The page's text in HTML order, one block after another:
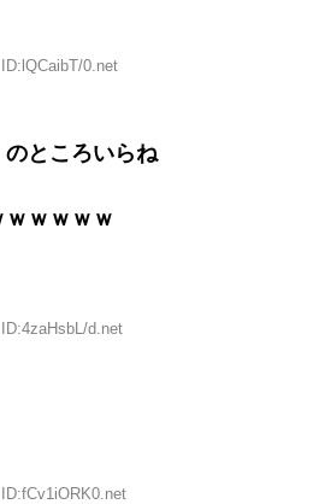
0.net
ところいらね
ｗｗｗｗ
d.net